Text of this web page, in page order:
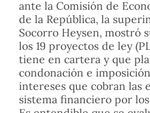
ante la Comisión de
de la República, la
Socorro Heysen, mostró
los 19 proyectos de ley
tiene en cartera y que
condonación e
intereses que cobran las
sistema financiero por